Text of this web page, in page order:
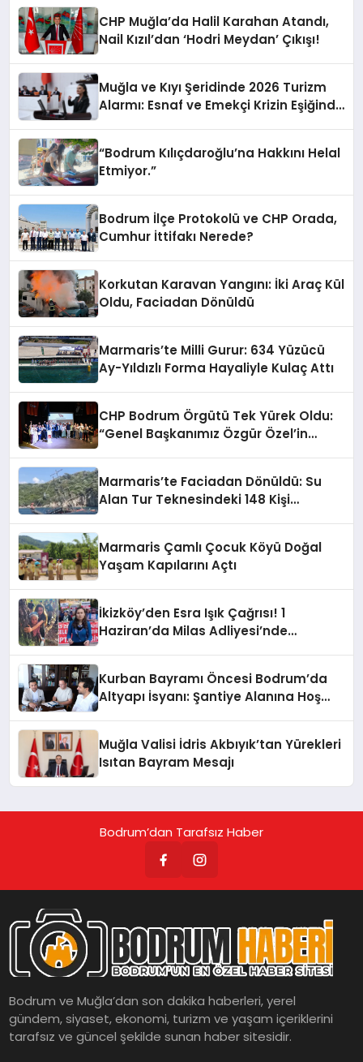
CHP Muğla’da Halil Karahan Atandı,
Nail Kızıl’dan ‘Hodri Meydan’ Çıkışı!
Muğla ve Kıyı Şeridinde 2026 Turizm
Alarmı: Esnaf ve Emekçi Krizin Eşiğinde
“Bodrum Kılıçdaroğlu’na Hakkını Helal
Etmiyor.”
Bodrum İlçe Protokolü ve CHP Orada,
Cumhur İttifakı Nerede?
Korkutan Karavan Yangını: İki Araç Kül
Oldu, Faciadan Dönüldü
Marmaris’te Milli Gurur: 634 Yüzücü
Ay-Yıldızlı Forma Hayaliyle Kulaç Attı
CHP Bodrum Örgütü Tek Yürek Oldu:
“Genel Başkanımız Özgür Özel’in
Marmaris’te Faciadan Dönüldü: Su
Alan Tur Teknesindeki 148 Kişi
Marmaris Çamlı Çocuk Köyü Doğal
Yaşam Kapılarını Açtı
İkizköy’den Esra Işık Çağrısı! 1
Haziran’da Milas Adliyesi’nde
Kurban Bayramı Öncesi Bodrum’da
Altyapı İsyanı: Şantiye Alanına Hoş
Muğla Valisi İdris Akbıyık’tan Yürekleri
Isıtan Bayram Mesajı
Bodrum’dan Tarafsız Haber
Bodrum ve Muğla’dan son dakika haberleri, yerel
gündem, siyaset, ekonomi, turizm ve yaşam içeriklerini
tarafsız ve güncel şekilde sunan haber sitesidir.